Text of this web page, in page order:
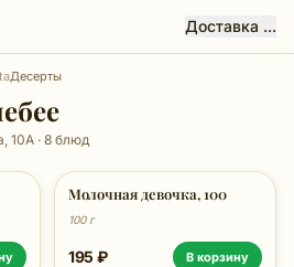
Доставка ...
Десерты
10А · 8 блюд
Молочная девочка, 100
100 г
195 ₽ В корзину